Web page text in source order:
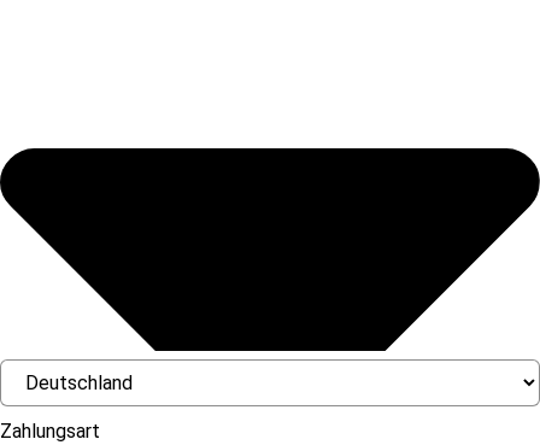
Zahlungsart